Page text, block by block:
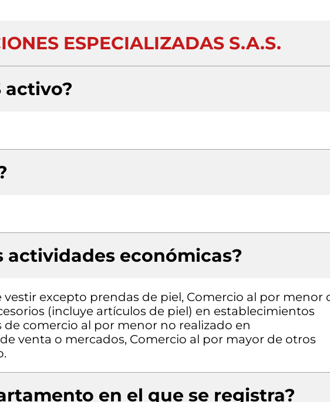
ESPECIALIZADAS S.A.S.
activo?
actividades económicas?
excepto prendas de piel, Comercio al por menor
(incluye artículos de piel) en establecimientos
de comercio al por menor no realizado en
venta o mercados, Comercio al por mayor de otros
en el que se registra?